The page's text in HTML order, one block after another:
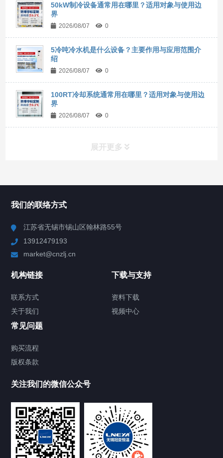
50kW制冷设备通常用在哪里？适用对象与使用边
界
2026/08/07 0
5冷吨冷水机是什么设备？主要作用与应用范围介
绍
2026/08/07 0
100RT冷却系统通常用在哪里？适用对象与使用边
界
2026/08/07 0
展开更多
Chiller高精度制冷循环器
TCU温度控制单元
Chiller气体控温系统
Chamber试验箱
FREEZER低温箱
我们的联络方式
江苏省无锡市锡山区翰林路55号
13912479193
market@cnzlj.cn
机构链接
联系方式
关于我们
下载与支持
资料下载
视频中心
常见问题
购买流程
版权条款
关注我们的微信公众号